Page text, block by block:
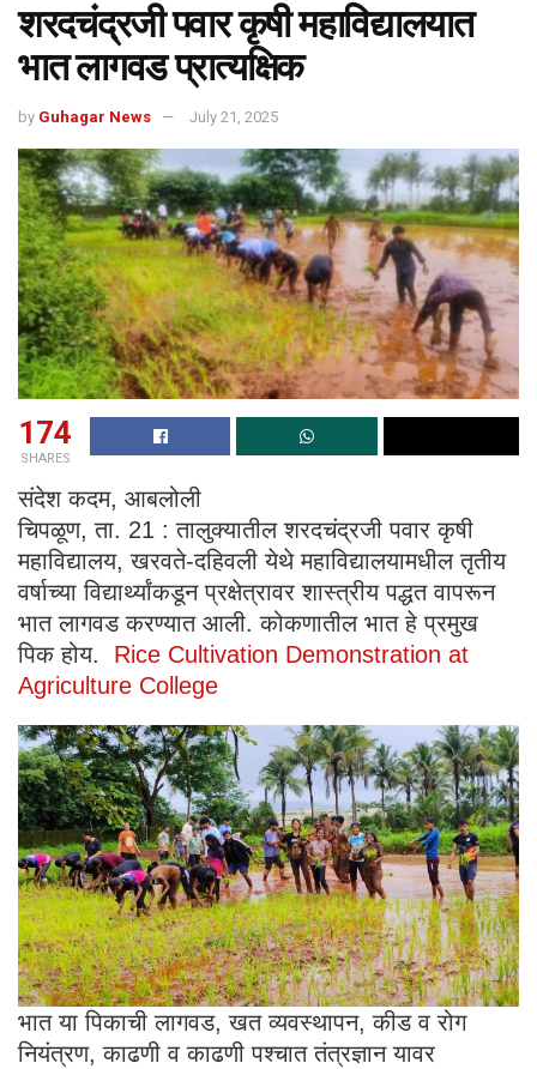
शरदचंद्रजी पवार कृषी महाविद्यालयात
भात लागवड प्रात्यक्षिक
by Guhagar News July 21, 2025
174
SHARES
संदेश कदम, आबलोली
चिपळूण, ता. 21 : तालुक्यातील शरदचंद्रजी पवार कृषी
महाविद्यालय, खरवते-दहिवली येथे महाविद्यालयामधील तृतीय
वर्षाच्या विद्यार्थ्यांकडून प्रक्षेत्रावर शास्त्रीय पद्धत वापरून
भात लागवड करण्यात आली. कोकणातील भात हे प्रमुख
पिक होय. Rice Cultivation Demonstration at
Agriculture College
भात या पिकाची लागवड, खत व्यवस्थापन, कीड व रोग
नियंत्रण, काढणी व काढणी पश्चात तंत्रज्ञान यावर